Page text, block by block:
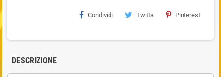
Condividi Twitta Pinterest
DESCRIZIONE